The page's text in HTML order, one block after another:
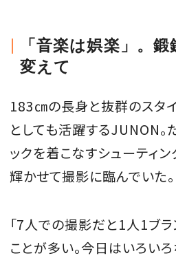
「音楽は娯楽」。
変えて
183㎝の長身と抜群のスタ
としても活躍するJUNON。
ックを着こなすシューティ
輝かせて撮影に臨んでいた。
「7人での撮影だと1人1ブ
ことが多い。今日はいろい